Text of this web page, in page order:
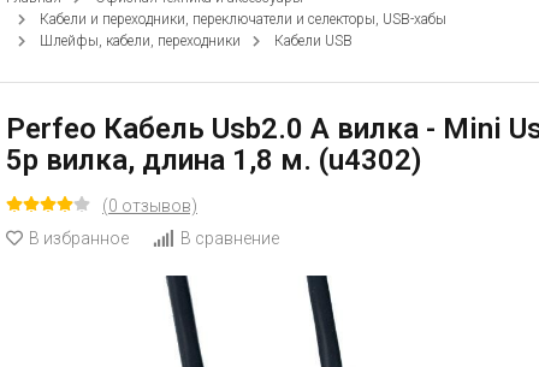
Кабели и переходники, переключатели и селекторы, USB-хабы
Шлейфы, кабели, переходники
Кабели USB
Perfeo Кабель Usb2.0 A вилка - Mini
5p вилка, длина 1,8 м. (u4302)
(0 отзывов)
В избранное
В сравнение